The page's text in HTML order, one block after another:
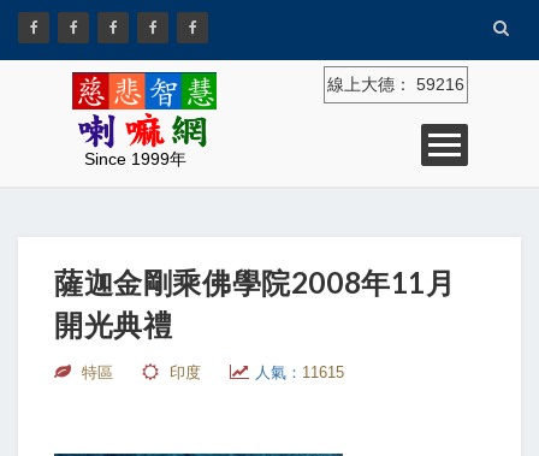
Since 1999年
線上大德： 59216
薩迦金剛乘佛學院2008年11月
開光典禮
特區 印度 人氣： 11615